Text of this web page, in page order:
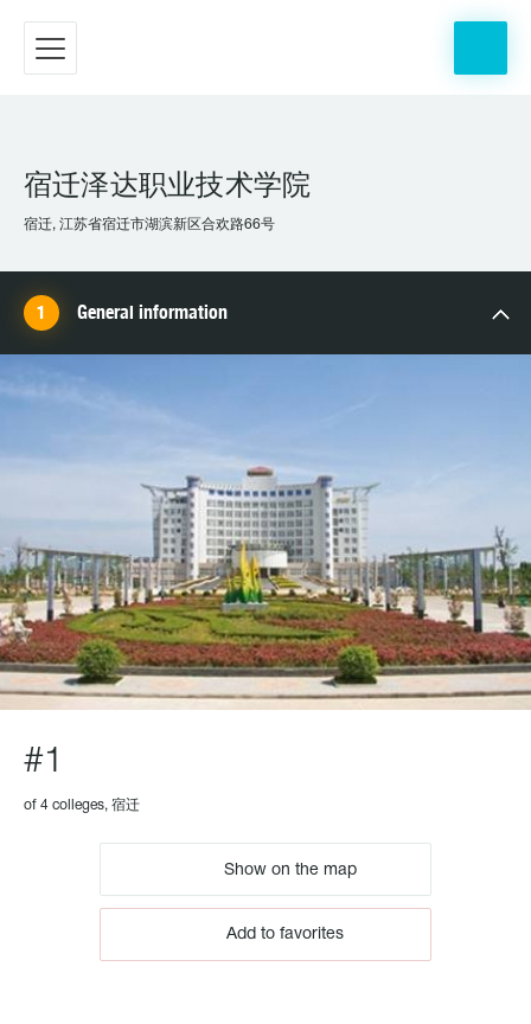
宿迁泽达职业技术学院
宿迁, 江苏省宿迁市湖滨新区合欢路66号
General information
#1
of 4 colleges, 宿迁
Show on the map
Add to favorites